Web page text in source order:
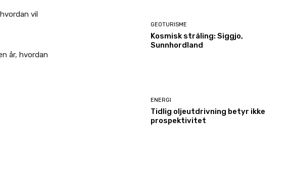
vil
år, hvordan
GEOTURISME
Kosmisk stråling: Siggjo,
Sunnhordland
ENERGI
Tidlig oljeutdrivning betyr ikke
prospektivitet